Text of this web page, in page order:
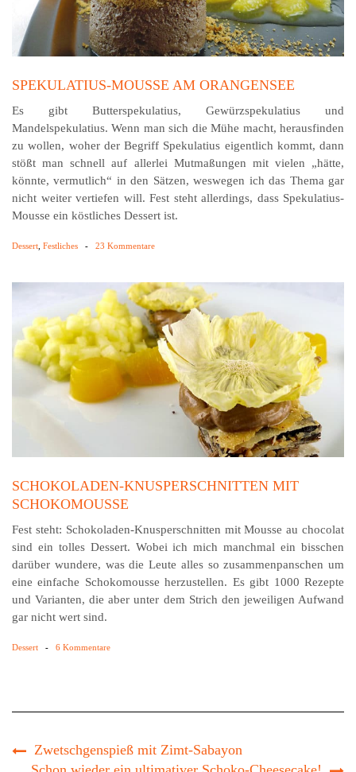
SPEKULATIUS-MOUSSE AM ORANGENSEE
Es gibt Butterspekulatius, Gewürzspekulatius und
Mandelspekulatius. Wenn man sich die Mühe macht, herausfinden
zu wollen, woher der Begriff Spekulatius eigentlich kommt, dann
stößt man schnell auf allerlei Mutmaßungen mit vielen „hätte,
könnte, vermutlich“ in den Sätzen, weswegen ich das Thema gar
nicht weiter vertiefen will. Fest steht allerdings, dass Spekulatius-
Mousse ein köstliches Dessert ist.
Dessert Festliches - 23 Kommentare
SCHOKOLADEN-KNUSPERSCHNITTEN MIT
SCHOKOMOUSSE
Fest steht: Schokoladen-Knusperschnitten mit Mousse au chocolat
sind ein tolles Dessert. Wobei ich mich manch­mal ein bisschen
darüber wundere, was die Leute alles so zusammen­panschen um
eine einfache Schoko­mousse herzustellen. Es gibt 1000 Rezepte
und Vari­anten, die aber unter dem Strich den jeweiligen Auf­wand
gar nicht wert sind.
Dessert - 6 Kommentare
Zwetschgenspieß mit Zimt-Sabayon